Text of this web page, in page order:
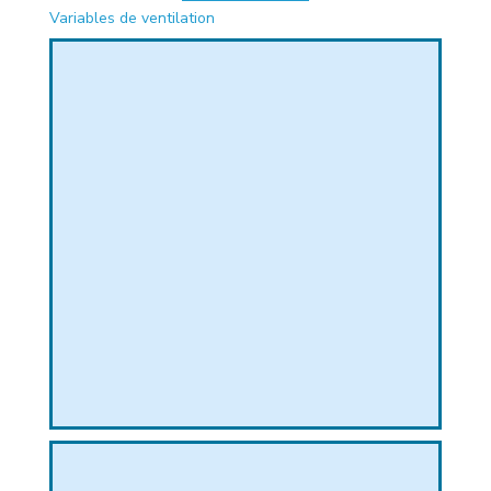
Variables de ventilation